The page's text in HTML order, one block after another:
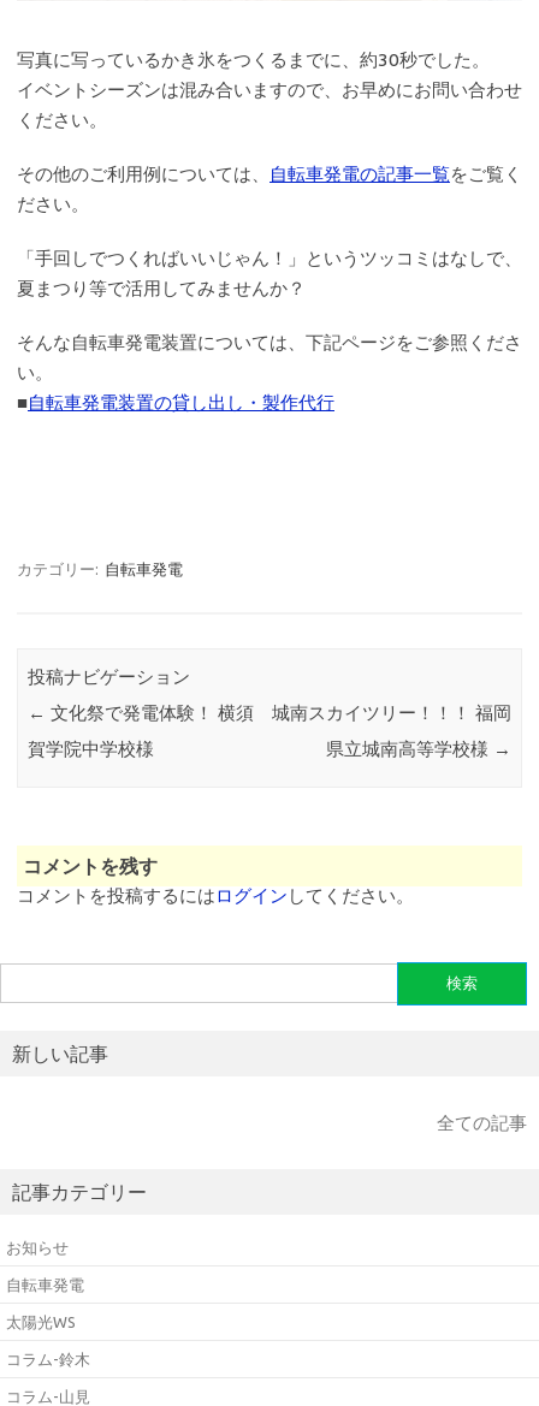
写真に写っているかき氷をつくるまでに、約30秒でした。
イベントシーズンは混み合いますので、お早めにお問い合わせ
ください。
その他のご利用例については、 自転車発電の記事一覧をご覧く
ださい。
「手回しでつくればいいじゃん！」というツッコミはなしで、
夏まつり等で活用してみませんか？
そんな自転車発電装置については、下記ページをご参照くださ
い。
■自転車発電装置の貸し出し・製作代行
カテゴリー: 自転車発電
投稿ナビゲーション
← 文化祭で発電体験！ 横須
賀学院中学校様
城南スカイツリー！！！ 福岡
県立城南高等学校様 →
コメントを残す
コメントを投稿するにはログイン してください。
索:
新しい記事
全ての記事
記事カテゴリー
お知らせ
自転車発電
太陽光WS
コラム-鈴木
コラム-山見